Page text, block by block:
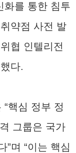
를 통한 침투
약점 사전 발
협 인텔리전
다.
핵심 정부 정
그룹은 국가
”며 “이는 핵심